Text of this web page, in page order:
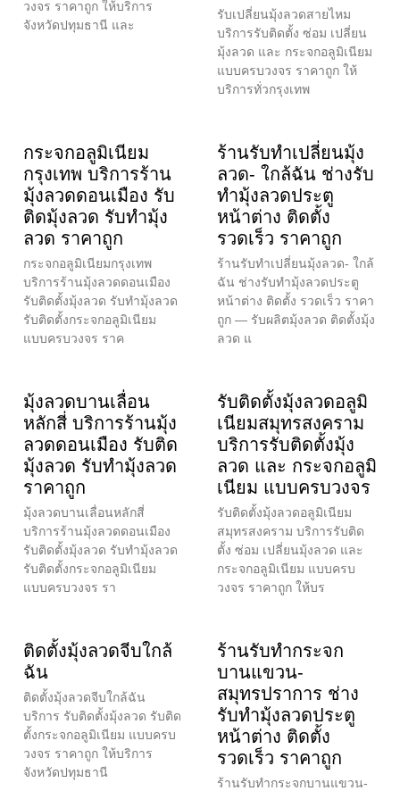
วงจร ราคาถูก ให้บริการ
จังหวัดปทุมธานี และ
รับเปลี่ยนมุ้งลวดสายไหม
บริการรับติดตั้ง ซ่อม เปลี่ยน
มุ้งลวด และ กระจกอลูมิเนียม
แบบครบวงจร ราคาถูก ให้
บริการทั่วกรุงเทพ
กระจกอลูมิเนียม
กรุงเทพ บริการร้าน
มุ้งลวดดอนเมือง รับ
ติดมุ้งลวด รับทำมุ้ง
ลวด ราคาถูก
กระจกอลูมิเนียมกรุงเทพ
บริการร้านมุ้งลวดดอนเมือง
รับติดตั้งมุ้งลวด รับทำมุ้งลวด
รับติดตั้งกระจกอลูมิเนียม
แบบครบวงจร ราค
ร้านรับทำเปลี่ยนมุ้ง
ลวด- ใกล้ฉัน ช่างรับ
ทำมุ้งลวดประตู
หน้าต่าง ติดตั้ง
รวดเร็ว ราคาถูก
ร้านรับทำเปลี่ยนมุ้งลวด- ใกล้
ฉัน ช่างรับทำมุ้งลวดประตู
หน้าต่าง ติดตั้ง รวดเร็ว ราคา
ถูก — รับผลิตมุ้งลวด ติดตั้งมุ้ง
ลวด แ
มุ้งลวดบานเลื่อน
หลักสี่ บริการร้านมุ้ง
ลวดดอนเมือง รับติด
มุ้งลวด รับทำมุ้งลวด
ราคาถูก
มุ้งลวดบานเลื่อนหลักสี่
บริการร้านมุ้งลวดดอนเมือง
รับติดตั้งมุ้งลวด รับทำมุ้งลวด
รับติดตั้งกระจกอลูมิเนียม
แบบครบวงจร รา
รับติดตั้งมุ้งลวดอลูมิ
เนียมสมุทรสงคราม
บริการรับติดตั้งมุ้ง
ลวด และ กระจกอลูมิ
เนียม แบบครบวงจร
รับติดตั้งมุ้งลวดอลูมิเนียม
สมุทรสงคราม บริการรับติด
ตั้ง ซ่อม เปลี่ยนมุ้งลวด และ
กระจกอลูมิเนียม แบบครบ
วงจร ราคาถูก ให้บร
ติดตั้งมุ้งลวดจีบใกล้
ฉัน
ติดตั้งมุ้งลวดจีบใกล้ฉัน
บริการ รับติดตั้งมุ้งลวด รับติด
ตั้งกระจกอลูมิเนียม แบบครบ
วงจร ราคาถูก ให้บริการ
จังหวัดปทุมธานี
ร้านรับทำกระจก
บานแขวน-
สมุทรปราการ ช่าง
รับทำมุ้งลวดประตู
หน้าต่าง ติดตั้ง
รวดเร็ว ราคาถูก
ร้านรับทำกระจกบานแขวน-